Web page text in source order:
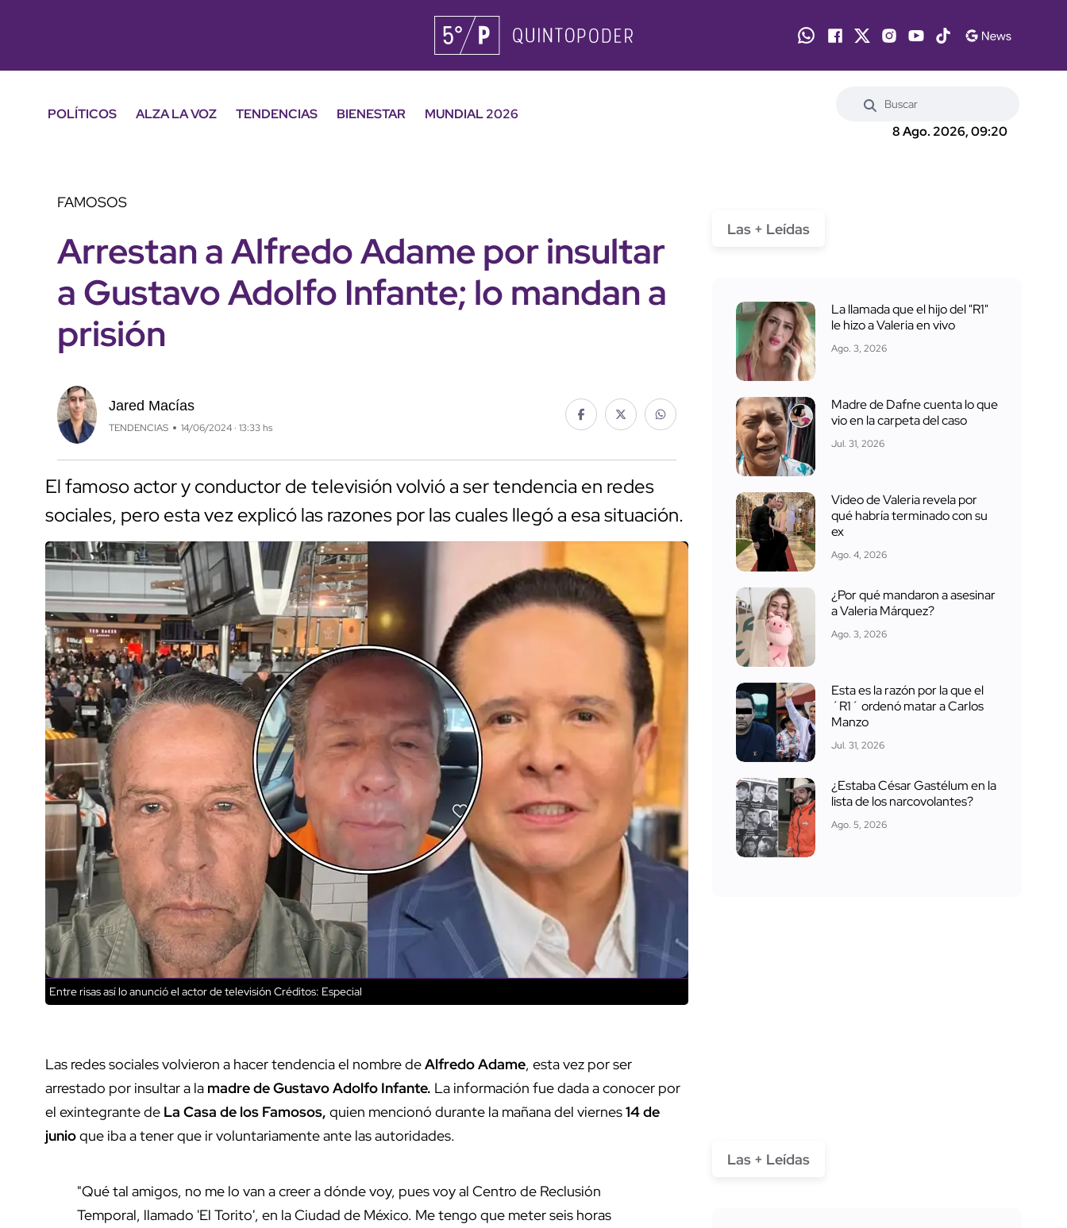
POLÍTICOS ALZA LA VOZ TENDENCIAS BIENESTAR
MUNDIAL 2026
8 Ago. 2026, 09:20
FAMOSOS
Arrestan a Alfredo Adame por insultar
a Gustavo Adolfo Infante; lo mandan a
prisión
Jared Macías
TENDENCIAS 14/06/2024 · 13:33 hs
El famoso actor y conductor de televisión volvió a ser tendencia en redes
sociales, pero esta vez explicó las razones por las cuales llegó a esa situación.
Entre risas así lo anunció el actor de televisión Créditos: Especial
Las redes sociales volvieron a hacer tendencia el nombre deAlfredo Adame, esta vez por ser
arrestado por insultar a la madre de Gustavo Adolfo Infante. La información fue dada a conocer por
el exintegrante de La Casa de los Famosos, quien mencionó durante la mañana del viernes14 de
junioque iba a tener que ir voluntariamente ante las autoridades.
"Qué tal amigos, no me lo van a creer a dónde voy, pues voy al Centro de Reclusión
Temporal, llamado 'El Torito', en la Ciudad de México. Me tengo que meter seis horas
Las + Leídas
La llamada que el hijo del "R1"
le hizo a Valeria en vivo
Ago. 3, 2026
Madre de Dafne cuenta lo que
vio en la carpeta del caso
Jul. 31, 2026
Video de Valeria revela por
qué habría terminado con su
ex
Ago. 4, 2026
¿Por qué mandaron a asesinar
a Valeria Márquez?
Ago. 3, 2026
Esta es la razón por la que el
´R1´ ordenó matar a Carlos
Manzo
Jul. 31, 2026
¿Estaba César Gastélum en la
lista de los narcovolantes?
Ago. 5, 2026
Las + Leídas